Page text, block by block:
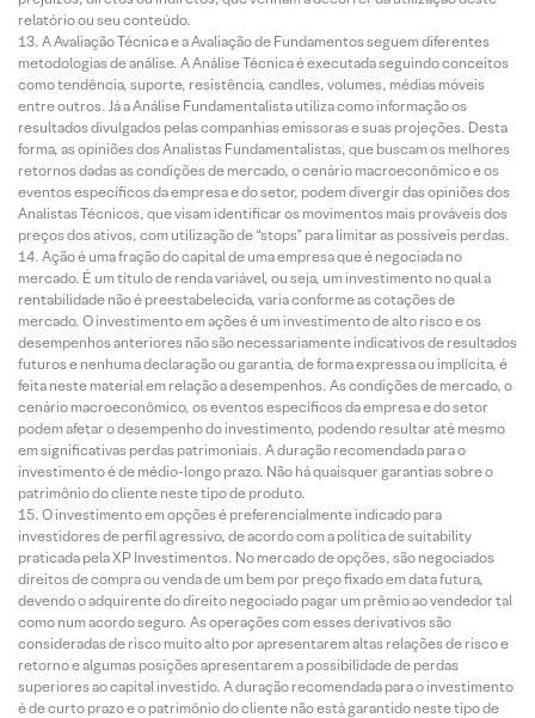
relatório ou seu conteúdo.
A Avaliação Técnica e a Avaliação de Fundamentos seguem diferentes
metodologias de análise. A Análise Técnica é executada seguindo conceitos
como tendência, suporte, resistência, candles, volumes, médias móveis
entre outros. Já a Análise Fundamentalista utiliza como informação os
resultados divulgados pelas companhias emissoras e suas projeções. Desta
forma, as opiniões dos Analistas Fundamentalistas, que buscam os melhores
retornos dadas as condições de mercado, o cenário macroeconômico e os
eventos específicos da empresa e do setor, podem divergir das opiniões dos
Analistas Técnicos, que visam identificar os movimentos mais prováveis dos
preços dos ativos, com utilização de “stops” para limitar as possíveis perdas.
Ação é uma fração do capital de uma empresa que é negociada no
mercado. É um título de renda variável, ou seja, um investimento no qual a
rentabilidade não é preestabelecida, varia conforme as cotações de
mercado. O investimento em ações é um investimento de alto risco e os
desempenhos anteriores não são necessariamente indicativos de resultados
futuros e nenhuma declaração ou garantia, de forma expressa ou implícita, é
feita neste material em relação a desempenhos. As condições de mercado, o
cenário macroeconômico, os eventos específicos da empresa e do setor
podem afetar o desempenho do investimento, podendo resultar até mesmo
em significativas perdas patrimoniais. A duração recomendada para o
investimento é de médio-longo prazo. Não há quaisquer garantias sobre o
patrimônio do cliente neste tipo de produto.
O investimento em opções é preferencialmente indicado para
investidores de perfil agressivo, de acordo com a política de suitability
praticada pela XP Investimentos. No mercado de opções, são negociados
direitos de compra ou venda de um bem por preço fixado em data futura,
devendo o adquirente do direito negociado pagar um prêmio ao vendedor tal
como num acordo seguro. As operações com esses derivativos são
consideradas de risco muito alto por apresentarem altas relações de risco e
retorno e algumas posições apresentarem a possibilidade de perdas
superiores ao capital investido. A duração recomendada para o investimento
é de curto prazo e o patrimônio do cliente não está garantido neste tipo de